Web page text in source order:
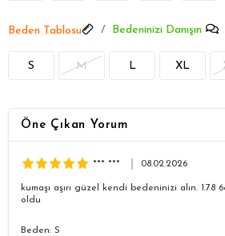
Beden Tablosu Bedeninizi Danışın
S M L XL
Öne Çıkan Yorum
*** *** 08.02.2026
kumaşı aşırı güzel kendi bedeninizi alın. 1.78
oldu
Beden: S